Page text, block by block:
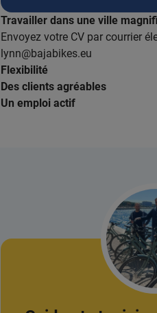
Travailler dans une ville
Envoyez votre CV par courrier
lynn@bajabikes.eu
Flexibilité
Des clients agréables
Un emploi actif